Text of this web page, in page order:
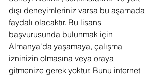
dışı deneyimleriniz varsa bu aşamada
faydalı olacaktır. Bu lisans
başvurusunda bulunmak için
Almanya'da yaşamaya, çalışma
izninizin olmasına veya oraya
gitmenize gerek yoktur. Bunu internet